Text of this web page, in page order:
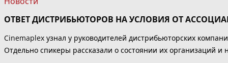
ОТВЕТ ДИСТРИБЬЮТОРОВ НА УСЛОВИЯ ОТ
Cinemaplex узнал у руководителей дистрибьюторских
Отдельно спикеры рассказали о состоянии их организаций